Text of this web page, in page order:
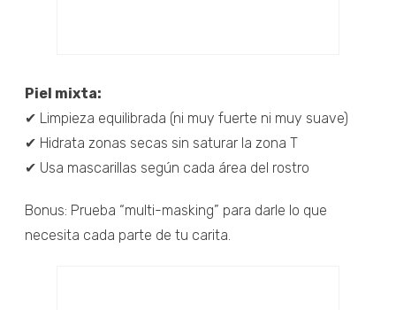
Piel mixta:
✔ Limpieza equilibrada (ni muy fuerte ni muy suave)
✔ Hidrata zonas secas sin saturar la zona T
✔ Usa mascarillas según cada área del rostro
Bonus: Prueba “multi-masking” para darle lo que
necesita cada parte de tu carita.